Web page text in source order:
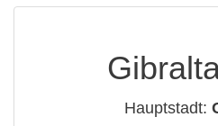
Hauptstadt: